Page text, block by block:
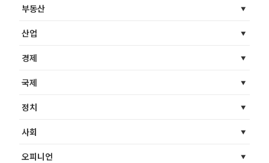
부동산
산업
경제
국제
정치
사회
오피니언